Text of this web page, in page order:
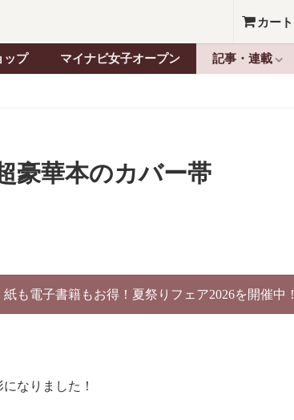
カート
ップ マイナビ女子オープン 記事・連載
豪華本のカバー帯
紙も電子書籍もお得！夏祭りフェア2026を開催中！
なりました！